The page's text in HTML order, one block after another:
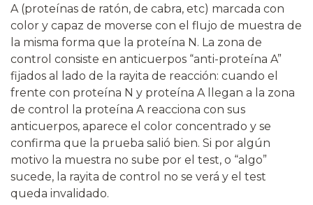
A (proteínas de ratón, de cabra, etc) marcada con
color y capaz de moverse con el flujo de muestra de
la misma forma que la proteína N. La zona de
control consiste en anticuerpos “anti-proteína A”
fijados al lado de la rayita de reacción: cuando el
frente con proteína N y proteína A llegan a la zona
de control la proteína A reacciona con sus
anticuerpos, aparece el color concentrado y se
confirma que la prueba salió bien. Si por algún
motivo la muestra no sube por el test, o “algo”
sucede, la rayita de control no se verá y el test
queda invalidado.